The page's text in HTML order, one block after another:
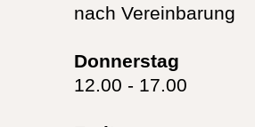
nach Vereinbarung
Donnerstag
12.00 - 17.00